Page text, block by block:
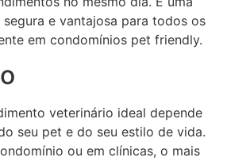
e vantajosa para todos os
em condomínios pet friendly.
veterinário ideal depende
seu pet e do seu estilo de vida.
ou em clínicas, o mais